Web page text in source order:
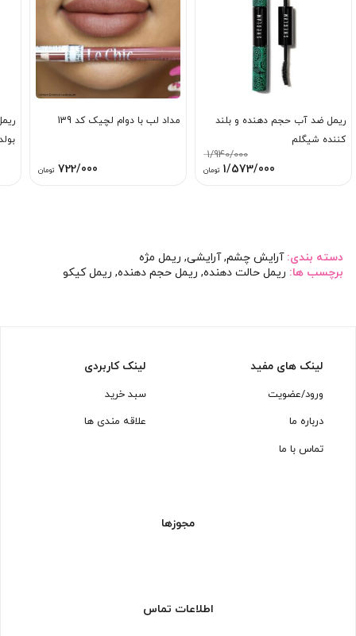
ریمل ضد آب حجم دهنده و بلند
کننده شیگلم
1/940/000
قیمت
1/573/000 تومانقیمت
مداد لب با دوام لچیک کد 139
722/000 تومان
دسته بندی:آرایش چشم,آرایشی, ریمل مژه
برچسب ها: ریمل حالت دهنده, ریمل حجم دهنده, ریمل کیکو
لینک های مفید
ورود/عضویت
درباره ما
تماس با ما
لینک کاربردی
سبد خرید
علاقه مندی ها
مجوزها
اطلاعات تماس